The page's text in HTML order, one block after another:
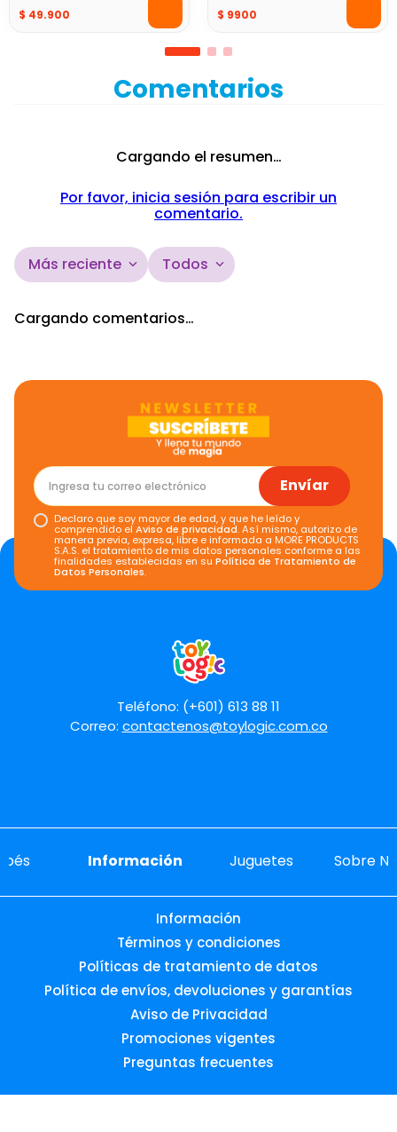
$ 49.900 $ 9900
Comentarios
Cargando el resumen…
Por favor, inicia sesión para escribir un
comentario.
Más reciente Todos
Cargando comentarios…
Envíar
Declaro que soy mayor de edad, y que he leído y
comprendido elAviso de privacidad. Así mismo, autorizo de
manera previa, expresa, libre e informada a MORE PRODUCTS
S.A.S. el tratamiento de mis datos personales conforme a las
finalidades establecidas en suPolítica de Tratamiento de
Datos Personales.
Teléfono: (+601) 613 88 11
Correo: contactenos@toylogic.com.co
Información Juguetes Sobre
Información
Términos y condiciones
Políticas de tratamiento de datos
Política de envíos, devoluciones y garantías
Aviso de Privacidad
Promociones vigentes
Preguntas frecuentes